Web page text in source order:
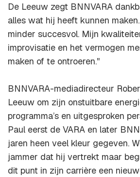
De Leeuw zegt BNNVARA
alles wat hij heeft kunnen
minder succesvol. Mijn
improvisatie en het vermogen
maken of te ontroeren.''
BNNVARA-mediadirecteur
Leeuw om zijn onstuitbare
programma’s en uitgesproken
Paul eerst de VARA en later
jaren heen veel kleur gegeven.
jammer dat hij vertrekt maar
dit punt in zijn carrière een